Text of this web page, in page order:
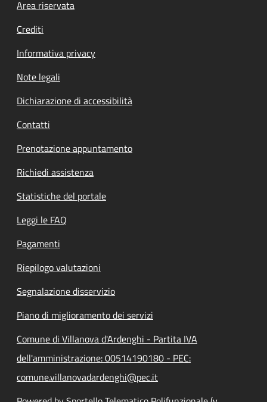
Footer menu
Area riservata
Crediti
Informativa privacy
Note legali
Dichiarazione di accessibilità
Contatti
Prenotazione appuntamento
Richiedi assistenza
Statistiche del portale
Leggi le FAQ
Pagamenti
Riepilogo valutazioni
Segnalazione disservizio
Piano di miglioramento dei servizi
Comune di Villanova d'Ardenghi - Partita IVA
dell'amministrazione: 00514190180 - PEC:
comune.villanovadardenghi@pec.it